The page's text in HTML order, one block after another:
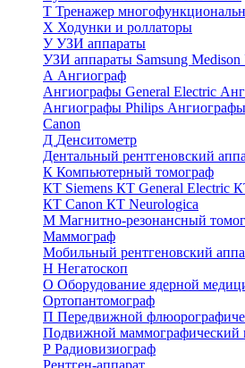
Т Тренажер
Х Ходунки и роллаторы
УУЗИ аппараты
УЗИ аппараты Samsung Medison
А Ангиограф
Ангиографы General Electric
Ангиографы Philips
Canon
Д Денситометр
Дентальный рентгеновский
К Компьютерный томограф
КТ Siemens КТ General Electric
КТ Canon КТ Neurologica
М Магнитно-резонансный
Маммограф
Мобильный рентгеновский
Н Негатоскоп
О Оборудование ядерной
Ортопантомограф
П Передвижной
Подвижной маммографический
Р Радиовизиограф
Рентген-аппарат